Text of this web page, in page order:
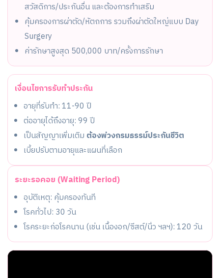
สวัสดิการ/ประกันอื่น และต้องการทำเสริม
คุ้มครองการผ่าตัด/หัตถการ รวมถึงผ่าตัดใหญ่แบบ Day
Surgery
ค่ารักษาสูงสุด 500,000 บาท/ครั้งการรักษา
เงื่อนไขการรับทำประกัน
อายุที่รับทำ: 11-90 ปี
ต่ออายุได้ถึงอายุ: 99 ปี
เป็นสัญญาเพิ่มเติม ต้องพ่วงกรมธรรม์ประกันชีวิต
เบี้ยปรับตามอายุและแผนที่เลือก
ระยะรอคอย (Waiting Period)
อุบัติเหตุ: คุ้มครองทันที
โรคทั่วไป: 30 วัน
โรคระยะก่อโรคนาน (เช่น เนื้องอก/ซีสต์/นิ่ว ฯลฯ): 120 วัน